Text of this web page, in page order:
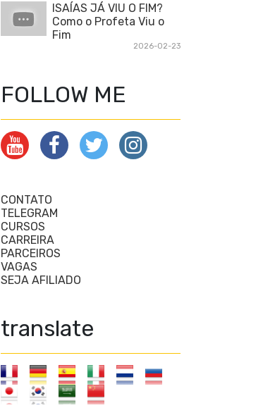
ISAÍAS JÁ VIU O FIM?
Como o Profeta Viu o
Fim
2026-02-23
FOLLOW ME
CONTATO
TELEGRAM
CURSOS
CARREIRA
PARCEIROS
VAGAS
SEJA AFILIADO
translate